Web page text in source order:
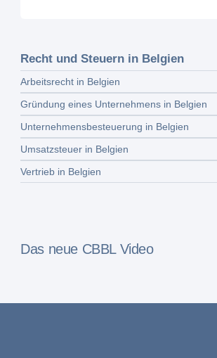
Recht und Steuern in Belgien
Arbeitsrecht in Belgien
Gründung eines Unternehmens in Belgien
Unternehmensbesteuerung in Belgien
Umsatzsteuer in Belgien
Vertrieb in Belgien
Das neue CBBL Video